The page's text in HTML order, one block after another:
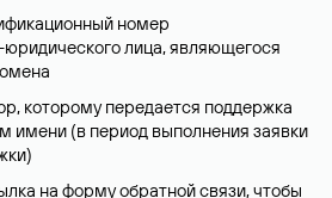
номер
лица, являющегося
которому передается поддержка
имени (в период выполнения заявки
на форму обратной связи, чтобы